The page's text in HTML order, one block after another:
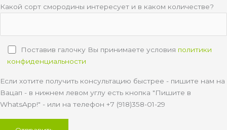
Какой сорт смородины интересует и в каком количестве?
Поставив галочку Вы принимаете условия политики
конфиденциальности
Если хотите получить консультацию быстрее - пишите нам на
Вацап - в нижнем левом углу есть кнопка "Пишите в
WhatsApp!" - или на телефон +7 (918)358-01-29